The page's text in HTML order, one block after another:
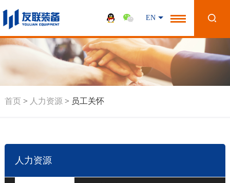
EN
首页> 人力资源 > 员工关怀
人力资源